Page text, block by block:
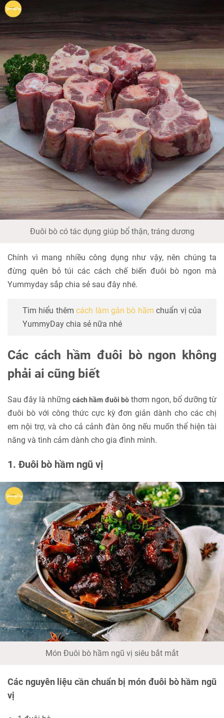
Đuôi bò có tác dụng giúp bổ thận, tráng dương
Chính vì mang nhiều công dụng như vậy, nên chúng ta
đừng quên bỏ túi các cách chế biến đuôi bò ngon mà
Yummyday sắp chia sẻ sau đây nhé.
Tìm hiểu thêmcách làm gân bò hầm chuẩn vị của
YummyDay chia sẻ nữa nhé
Các cách hầm đuôi bò ngon không
phải ai cũng biết
Sau đây là nhữngcách hầm đuôi bòthơm ngon, bổ dưỡng từ
đuôi bò với công thức cực kỳ đơn giản dành cho các chị
em nội trợ, và cho cả cảnh đàn ông nếu muốn thể hiện tài
năng và tình cảm dành cho gia đình mình.
1. Đuôi bò hầm ngũ vị
Món Đuôi bò hầm ngũ vị siêu bắt mắt
Các nguyên liệu cần chuẩn bị món đuôi bò hầm ngũ
vị